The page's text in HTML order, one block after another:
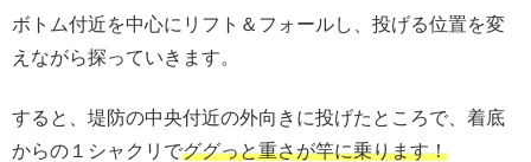
ボトム付近を中心にリフト＆フォールし、投げる位置を変
えながら探っていきます。
すると、堤防の中央付近の外向きに投げたところで、着底
からの１シャクリでググっと重さが竿に乗ります！